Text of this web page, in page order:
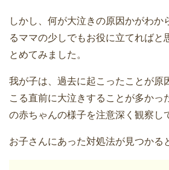
しかし、何が大泣きの原因かがわか
るママの少しでもお役に立てればと
とめてみました。
我が子は、過去に起こったことが原
こる直前に大泣きすることが多かっ
の赤ちゃんの様子を注意深く観察し
お子さんにあった対処法が見つかる